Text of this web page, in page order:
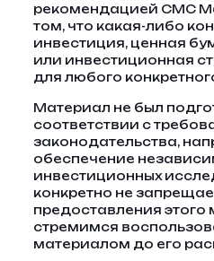
рекомендацией CMC
том, что какая-либо
инвестиция, ценная
или инвестиционная
для любого
Материал не был
соответствии с
законодательства,
обеспечение
инвестиционных
конкретно не
предоставления этого
стремимся
материалом до его